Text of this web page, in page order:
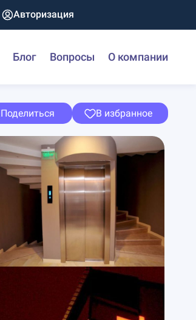
Авторизация
Блог Вопросы О компании
Поделиться В избранное